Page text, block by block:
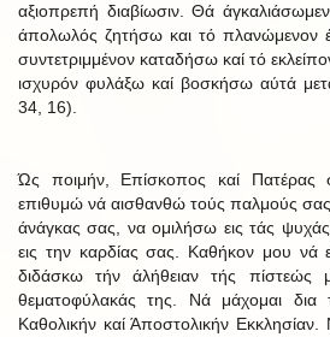
αξιοπρεπή διαβίωσιν. Θά
άπολωλός ζητήσω και τό πλανώμενον
συντετριμμένον καταδήσω καί τό
ισχυρόν φυλάξω καί βοσκήσω αύτά
34, 16).
Ώς ποιμήν, Επίσκοπος καί Πατέρας
επιθυμώ νά αισθανθώ τούς παλμούς
άνάγκας σας, να ομιλήσω εις τάς
εις την καρδίας σας. Καθήκον μου νά
διδάσκω τήν άλήθειαν τής πίστεώς
θεματοφύλακάς της. Νά μάχομαι δια
Καθολικήν καί Άποστολικήν